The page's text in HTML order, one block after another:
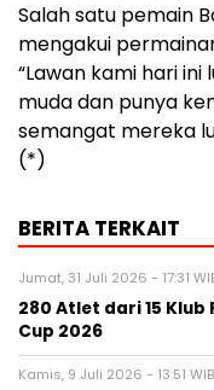
Salah satu pemain
mengakui
“Lawan kami hari
muda dan punya
semangat mereka
(*)
BERITA TERKAIT
Jumat, 31 Juli 2026 - 17:31
280 Atlet dari 15 Klub
Cup 2026
Kamis, 9 Juli 2026 - 13:51 WIB